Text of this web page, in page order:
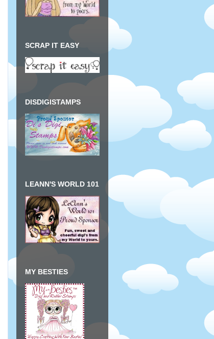
SCRAP IT EASY
DISDIGISTAMPS
LEANN'S WORLD 101
MY BESTIES